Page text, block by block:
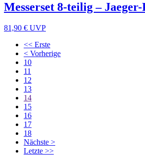
Messerset 8-teilig –
81,90 € UVP
<< Erste
< Vorherige
10
11
12
13
14
15
16
17
18
Nächste >
Letzte >>